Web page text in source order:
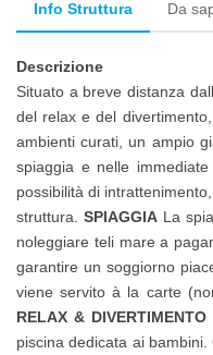
Info Struttura Da
Descrizione
Situato a breve distanza
del relax e del
ambienti curati, un ampio
spiaggia e nelle
possibilità di
struttura.SPIAGGIA La
noleggiare teli mare a
garantire un soggiorno
viene servito à la carte
RELAX & DIVERTIMENTO
piscina dedicata ai